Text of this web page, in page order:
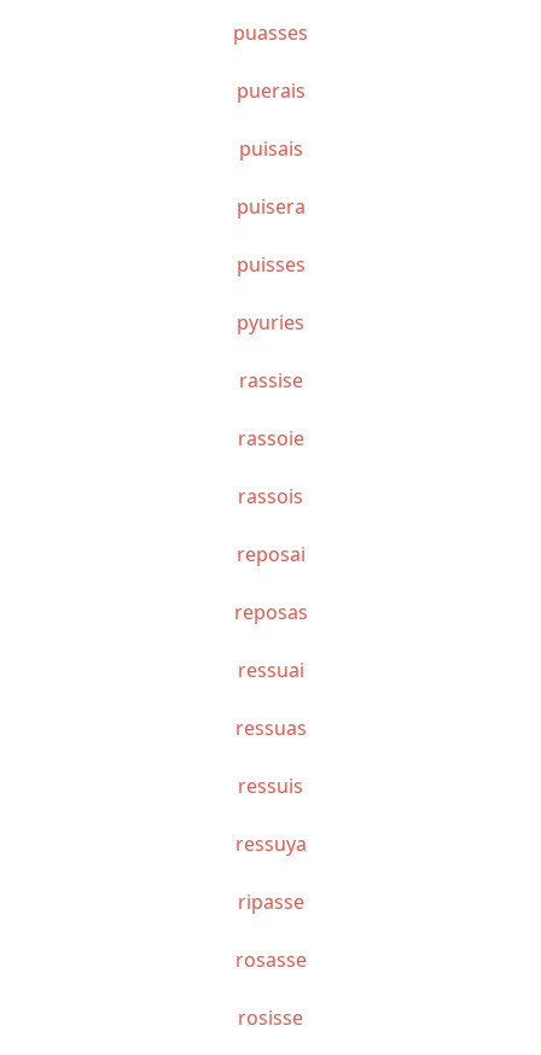
puasses
puerais
puisais
puisera
puisses
pyuries
rassise
rassoie
rassois
reposai
reposas
ressuai
ressuas
ressuis
ressuya
ripasse
rosasse
rosisse